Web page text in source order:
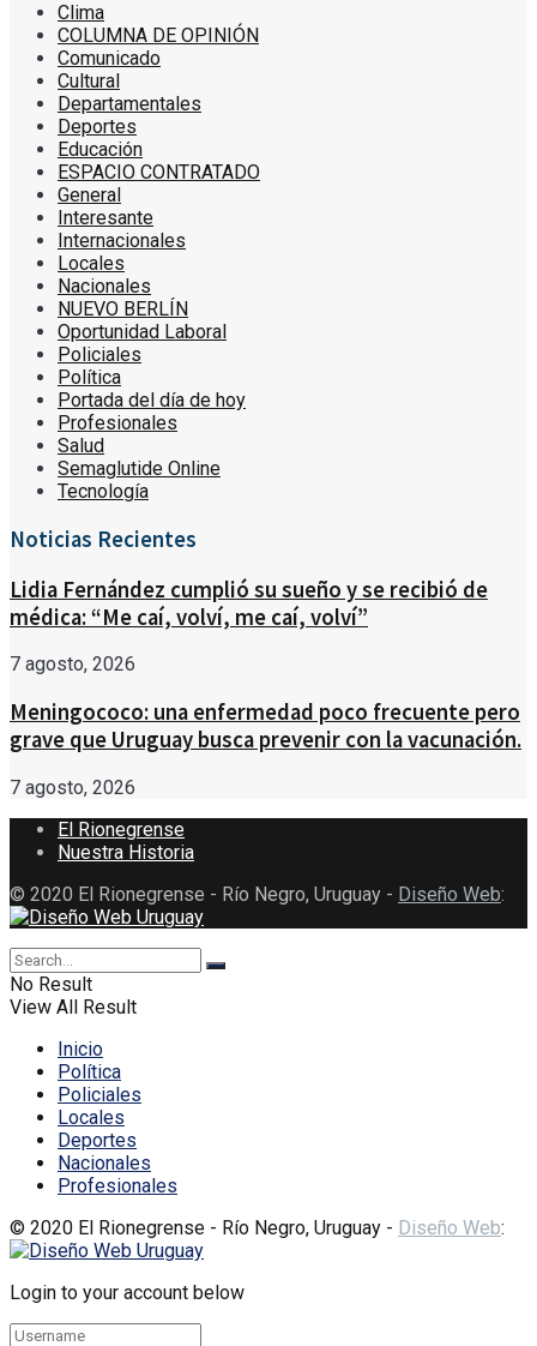
Clima
COLUMNA DE OPINIÓN
Comunicado
Cultural
Departamentales
Deportes
Educación
ESPACIO CONTRATADO
General
Interesante
Internacionales
Locales
Nacionales
NUEVO BERLÍN
Oportunidad Laboral
Policiales
Política
Portada del día de hoy
Profesionales
Salud
Semaglutide Online
Tecnología
Noticias Recientes
Lidia Fernández cumplió su sueño y se recibió de
médica: “Me caí, volví, me caí, volví”
7 agosto, 2026
Meningococo: una enfermedad poco frecuente pero
grave que Uruguay busca prevenir con la vacunación.
7 agosto, 2026
El Rionegrense
Nuestra Historia
© 2020 El Rionegrense - Río Negro, Uruguay - Diseño Web:
No Result
View All Result
Inicio
Política
Policiales
Locales
Deportes
Nacionales
Profesionales
© 2020 El Rionegrense - Río Negro, Uruguay - Diseño Web:
Login to your account below